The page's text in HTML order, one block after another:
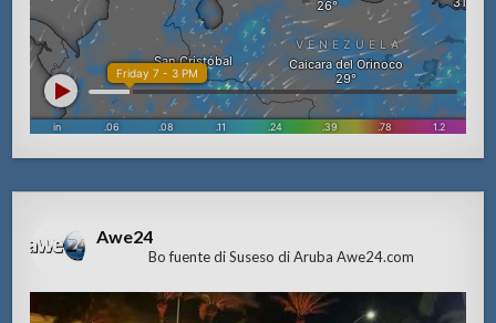
Awe24
Bo fuente di Suseso di Aruba Awe24.com